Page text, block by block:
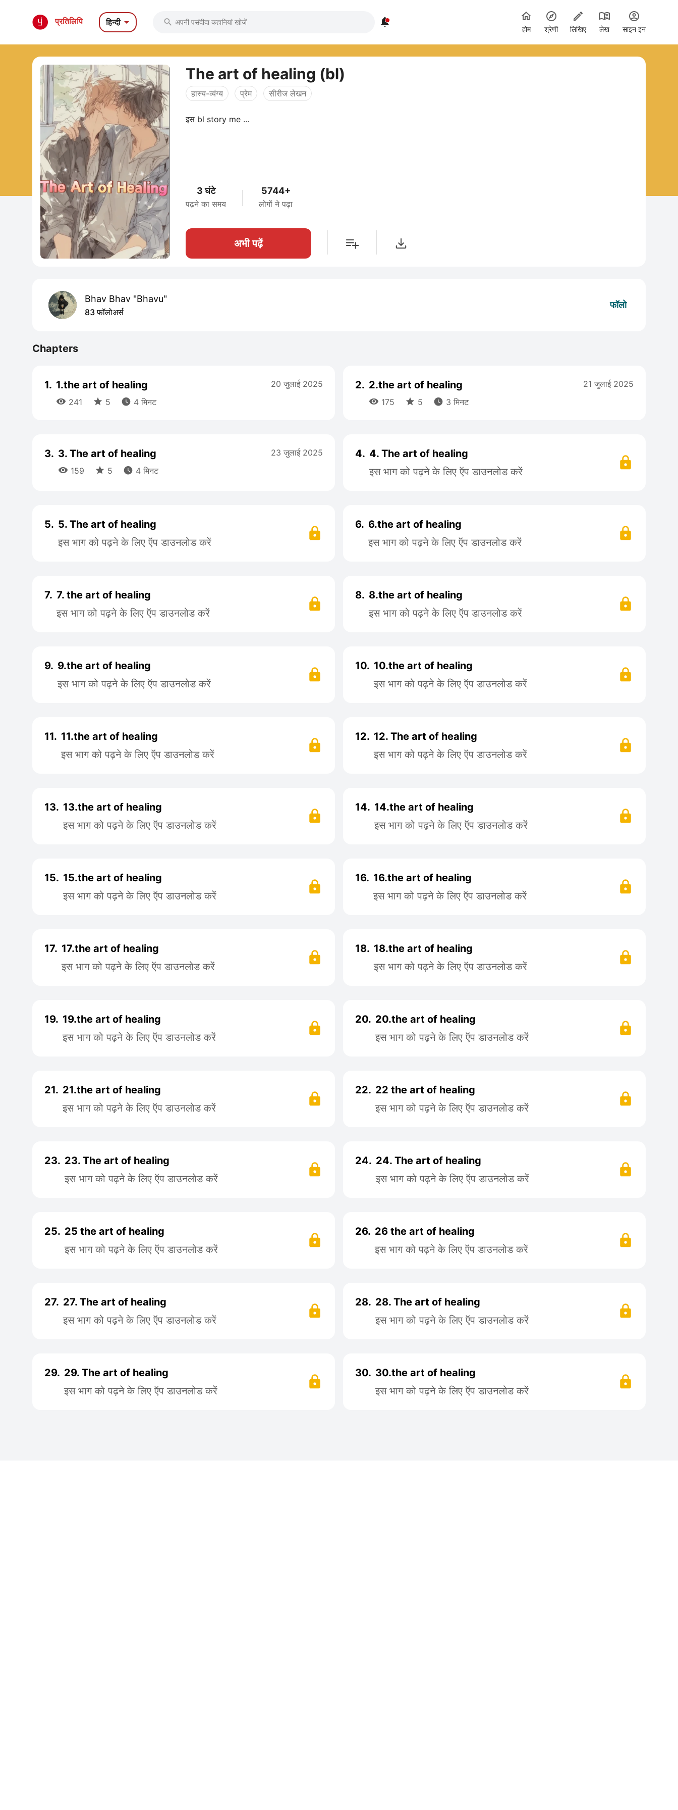
प्रतिलिपि हिन्दी  
होम श्रेणी लिखिए लेख साइन इन
The art of healing (bl)
हास्य-व्यंग्य प्रेम सीरीज लेखन
इस bl story me ...
3 घंटे
पढ़ने का समय
5744+
लोगों ने पढ़ा
अभी पढ़ें
Bhav Bhav "Bhavu"
83 फॉलोअर्स
फॉलो
Chapters
1. 1.the art of healing
 241  5  4 मिनट
20 जुलाई 2025 2. 2.the art of healing
 175  5  3 मिनट
21 जुलाई 2025
3. 3. The art of healing
 159  5  4 मिनट
23 जुलाई 2025 4. 4. The art of healing
इस भाग को पढ़ने के लिए ऍप डाउनलोड करें
5. 5. The art of healing
इस भाग को पढ़ने के लिए ऍप डाउनलोड करें
6. 6.the art of healing
इस भाग को पढ़ने के लिए ऍप डाउनलोड करें
7. 7. the art of healing
इस भाग को पढ़ने के लिए ऍप डाउनलोड करें
8. 8.the art of healing
इस भाग को पढ़ने के लिए ऍप डाउनलोड करें
9. 9.the art of healing
इस भाग को पढ़ने के लिए ऍप डाउनलोड करें
10. 10.the art of healing
इस भाग को पढ़ने के लिए ऍप डाउनलोड करें
11. 11.the art of healing
इस भाग को पढ़ने के लिए ऍप डाउनलोड करें
12. 12. The art of healing
इस भाग को पढ़ने के लिए ऍप डाउनलोड करें
13. 13.the art of healing
इस भाग को पढ़ने के लिए ऍप डाउनलोड करें
14. 14.the art of healing
इस भाग को पढ़ने के लिए ऍप डाउनलोड करें
15. 15.the art of healing
इस भाग को पढ़ने के लिए ऍप डाउनलोड करें
16. 16.the art of healing
इस भाग को पढ़ने के लिए ऍप डाउनलोड करें
17. 17.the art of healing
इस भाग को पढ़ने के लिए ऍप डाउनलोड करें
18. 18.the art of healing
इस भाग को पढ़ने के लिए ऍप डाउनलोड करें
19. 19.the art of healing
इस भाग को पढ़ने के लिए ऍप डाउनलोड करें
20. 20.the art of healing
इस भाग को पढ़ने के लिए ऍप डाउनलोड करें
21. 21.the art of healing
इस भाग को पढ़ने के लिए ऍप डाउनलोड करें
22. 22 the art of healing
इस भाग को पढ़ने के लिए ऍप डाउनलोड करें
23. 23. The art of healing
इस भाग को पढ़ने के लिए ऍप डाउनलोड करें
24. 24. The art of healing
इस भाग को पढ़ने के लिए ऍप डाउनलोड करें
25. 25 the art of healing
इस भाग को पढ़ने के लिए ऍप डाउनलोड करें
26. 26 the art of healing
इस भाग को पढ़ने के लिए ऍप डाउनलोड करें
27. 27. The art of healing
इस भाग को पढ़ने के लिए ऍप डाउनलोड करें
28. 28. The art of healing
इस भाग को पढ़ने के लिए ऍप डाउनलोड करें
29. 29. The art of healing
इस भाग को पढ़ने के लिए ऍप डाउनलोड करें
30. 30.the art of healing
इस भाग को पढ़ने के लिए ऍप डाउनलोड करें